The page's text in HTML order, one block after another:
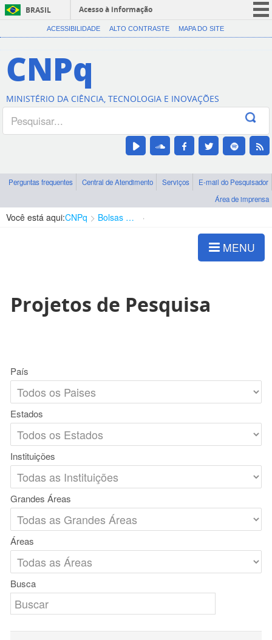
BRASIL
Acesso à informação
CORONAVÍRUS (COVID-19)
Canais
ACESSIBILIDADE ALTO CONTRASTE MAPA DO SITE
CNPq
MINISTÉRIO DA CIÊNCIA, TECNOLOGIA E INOVAÇÕES
Perguntas frequentes Central de Atendimento Serviços
E-mail do Pesquisador
Área de imprensa
Você está aqui:CNPq Bolsas e Auxílios Vigentes
MENU
Projetos de Pesquisa
País
Estados
Instituições
Grandes Áreas
Áreas
Busca